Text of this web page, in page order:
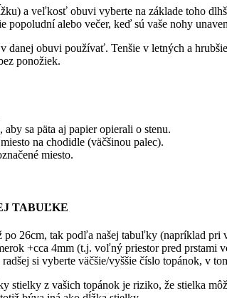
a veľkosť obuvi vyberte na základe toho
alebo večer, keď sú vaše nohy
danej obuvi používať. Tenšie v letných a
ponožiek.
sa päta aj papier opierali o stenu.
na chodidle (väčšinou palec).
miesto.
TABUĽKE
po 26cm, tak podľa našej tabuľky
+cca 4mm (t.j. voľný priestor pred prstami
si vyberte väčšie/vyššie číslo topánok, v
stielky z vašich topánok je riziko, že stielka